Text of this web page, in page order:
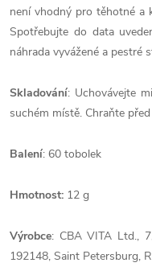
není vhodný pro těhotné a
Spotřebujte do data
náhrada vyvážené a pestré
Skladování: Uchovávejte
suchém místě. Chraňte
Balení: 60 tobolek
Hmotnost: 12 g
Výrobce: CBA VITA Ltd.,
192148, Saint Petersburg,